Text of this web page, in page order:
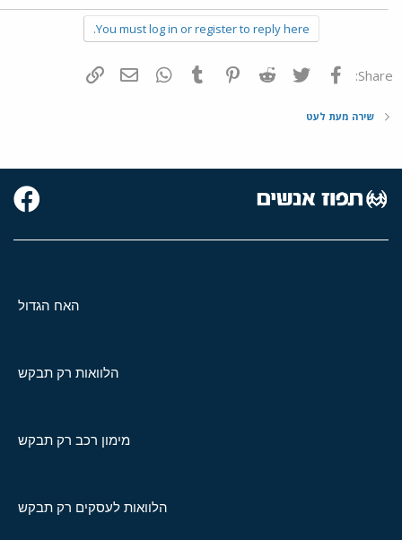
You must log in or register to reply here.
Share: פייסבוק Twitter
Reddit
Pinterest
Tumblr
WhatsAppדואר אלקטרוני
שירה מעת לעט
האח הגדול
הלוואות רק תבקש
מימון רכב רק תבקש
הלוואות לעסקים רק תבקש